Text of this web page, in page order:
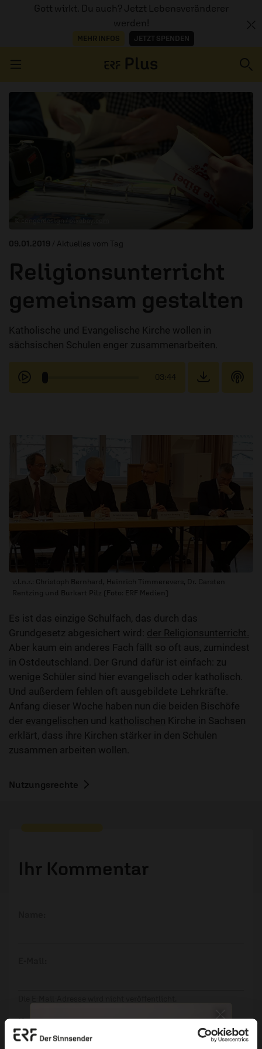
Gott wirkt. Du auch? Jetzt Lebensveränderer
werden!
MEHR INFOS JETZT SPENDEN
ERZÄHL MAL
PROGRAMM
09.01.2019 / Aktuelles vom Tag
Religionsunterricht
gemeinsam gestalten
Katholische und Evangelische Kirche wollen in
sächsischen Schulen enger zusammenarbeiten.
03:44
v.l.n.r.: Christoph Bernhard, Heinrich Timmerevers, Dr. Carsten
Rentzing und Burkart Pilz (Foto: ERF Medien)
Es ist das einzige Schulfach, das durch das
Grundgesetz abgesichert wird: der Religionsunterricht.
Aber kaum ein anderes Fach fällt so oft aus, zumindest
in Ostdeutschland. Der Grund dafür ist einfach: zu
wenige Schüler sind hier evangelisch oder katholisch.
Und außerdem fehlen oft ausgebildete Lehrkräfte.
Anfang dieser Woche haben nun die beiden Bischöfe
der evangelischen und katholischen Kirche in Sachsen
erklärt, dass ihre Kirchen stärker in den Schulen
zusammen arbeiten wollen.
Nutzungsrechte
Ihr Kommentar
Kommentar: